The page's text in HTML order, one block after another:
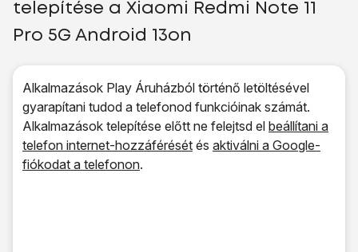
telepítése a Xiaomi Redmi Note 11
Pro 5G Android 13on
Alkalmazások Play Áruházból történő letöltésével
gyarapítani tudod a telefonod funkcióinak számát.
Alkalmazások telepítése előtt ne felejtsd el beállítani a
telefon internet-hozzáférését és aktiválni a Google-
fiókodat a telefonon.